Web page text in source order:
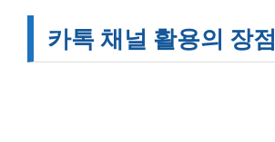
카톡 채널 활용의 장점